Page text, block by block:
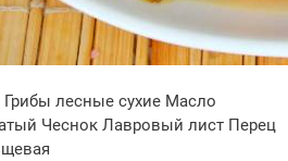
Грибы лесные сухие Масло
Чеснок Лавровый лист Перец